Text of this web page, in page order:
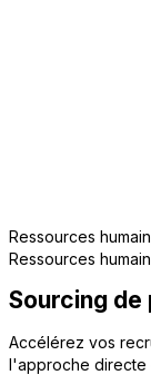
Ressources
Ressources
Sourcing de
Accélérez vos
l'approche directe